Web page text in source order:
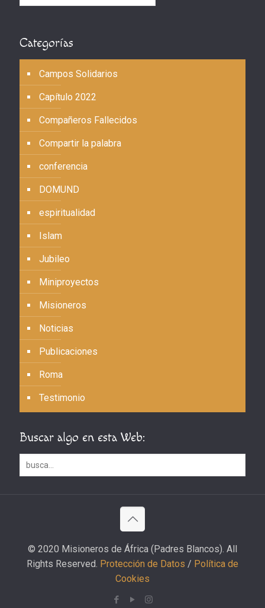
Categorías
Campos Solidarios
Capítulo 2022
Compañeros Fallecidos
Compartir la palabra
conferencia
DOMUND
espiritualidad
Islam
Jubileo
Miniproyectos
Misioneros
Noticias
Publicaciones
Roma
Testimonio
Buscar algo en esta Web:
© 2020 Misioneros de África (Padres Blancos). All
Rights Reserved. Protección de Datos / Política de
Cookies